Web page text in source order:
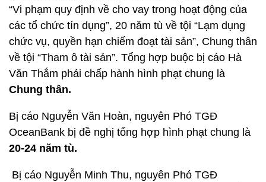
“Vi phạm quy định về cho vay trong hoạt động của
các tổ chức tín dụng”, 20 năm tù về tội “Lạm dụng
chức vụ, quyền hạn chiếm đoạt tài sản”, Chung thân
về tội “Tham ô tài sản”. Tổng hợp buộc bị cáo Hà
Văn Thắm phải chấp hành hình phạt chung là
Chung thân.
Bị cáo Nguyễn Văn Hoàn, nguyên Phó TGĐ
OceanBank bị đề nghị tổng hợp hình phạt chung là
20-24 năm tù.
Bị cáo Nguyễn Minh Thu, nguyên Phó TGĐ